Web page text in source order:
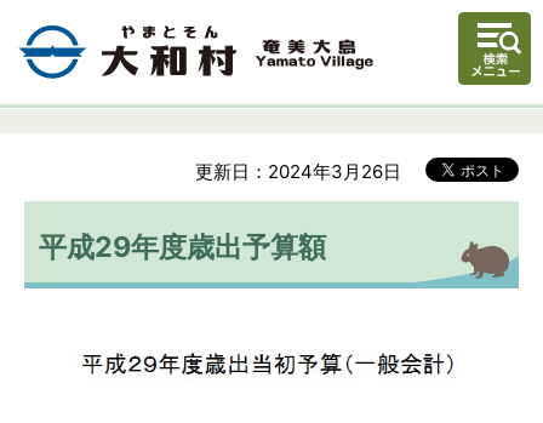
更新日：2024年3月26日
平成29年度歳出予算額